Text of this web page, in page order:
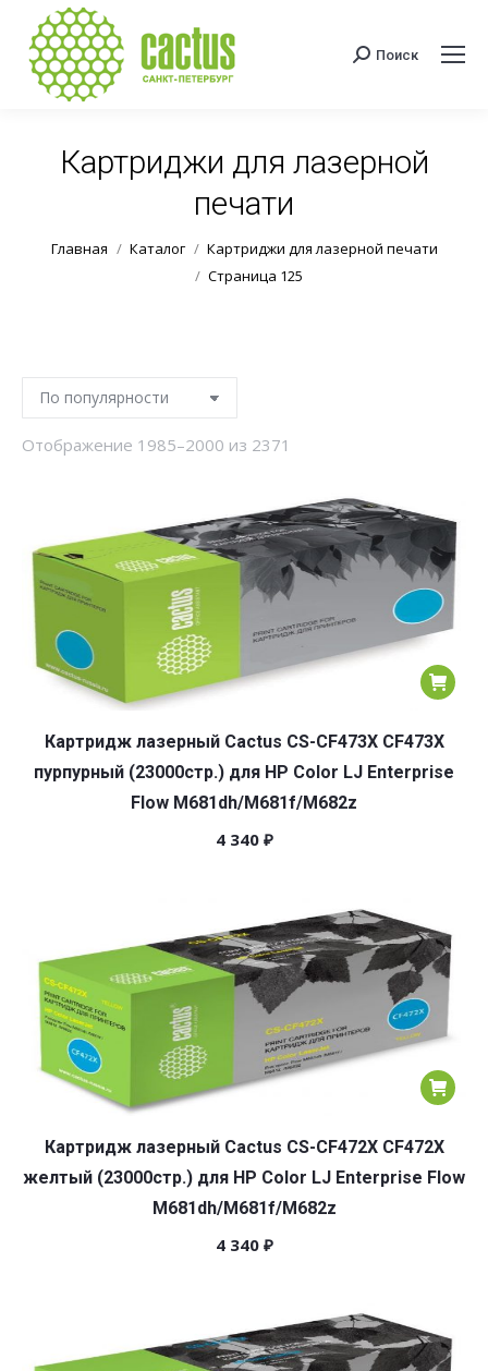
Поиск:
Поиск
Картриджи для лазерной
печати
Вы здесь:
Главная Каталог
Картриджи для лазерной печати
Страница 125
Отображение 1985–2000 из 2371
популярности
Картридж лазерный Cactus CS-CF473X CF473X
пурпурный (23000стр.) для HP Color LJ Enterprise
Flow M681dh/M681f/M682z
4 340 ₽
Картридж лазерный Cactus CS-CF472X CF472X
желтый (23000стр.) для HP Color LJ Enterprise Flow
M681dh/M681f/M682z
4 340 ₽